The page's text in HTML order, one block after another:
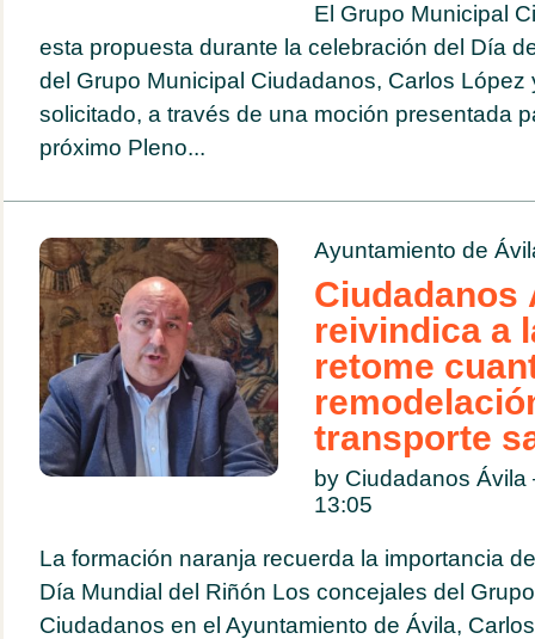
El Grupo Municipal
esta propuesta durante la celebración del Día
del Grupo Municipal Ciudadanos, Carlos López
solicitado, a través de una moción presentada
próximo Pleno...
Ayuntamiento de
Ciudadanos
reivindica a
retome
transporte
by Ciudadanos
13:05
La formación naranja recuerda la importancia
Día Mundial del Riñón Los concejales del
Ciudadanos en el Ayuntamiento de Ávila,